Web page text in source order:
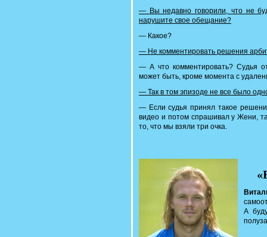
— Вы недавно говорили, что не
нарушите свое обещание?
— Какое?
— Не комментировать решения
— А что комментировать? Cудья
может быть, кроме момента с
— Так в том эпизоде не все было
— Если судья принял такое
видео и потом спрашивал у Жени,
то, что мы взяли три очка.
А